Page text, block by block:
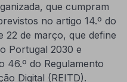
que cumpram
no artigo 14.º do
22 de março, que define
Portugal 2030 e
46.º do Regulamento
Digital (REITD).